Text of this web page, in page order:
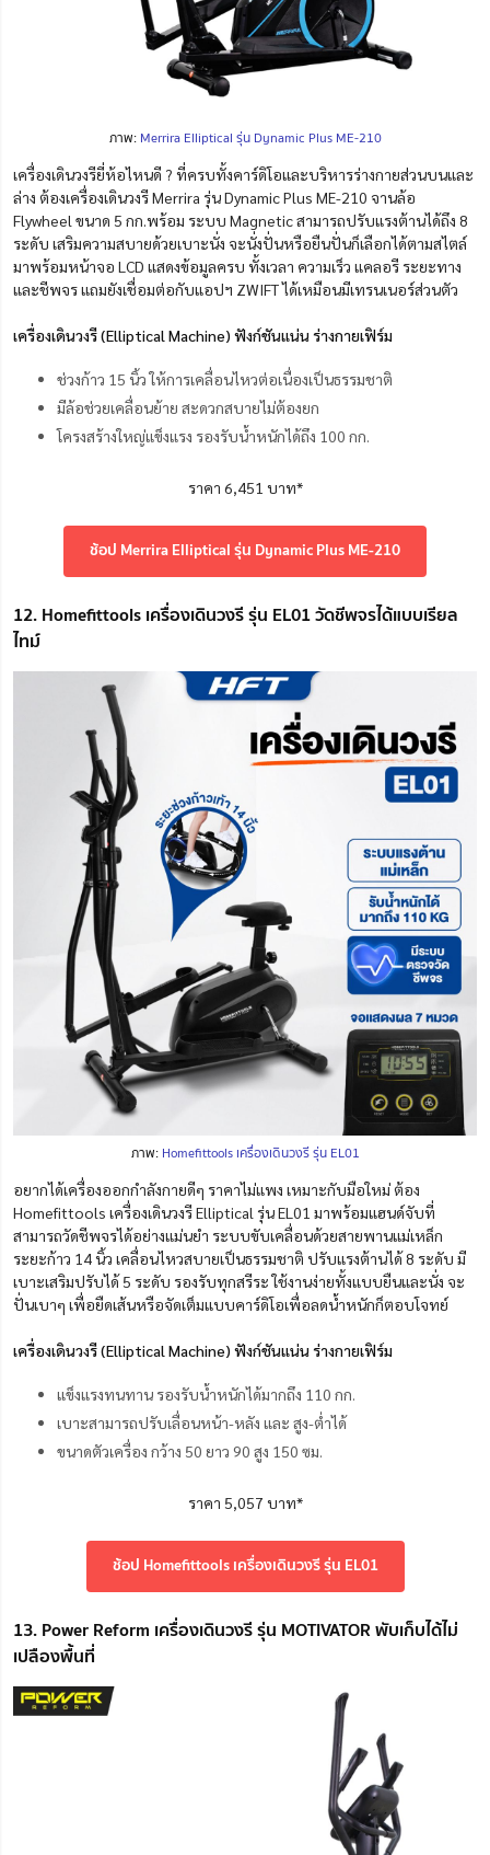
ภาพ: Merrira Elliptical รุ่น Dynamic Plus ME-210
เครื่องเดินวงรียี่ห้อไหนดี ? ที่ครบทั้งคาร์ดิโอและบริหารร่างกายส่วนบนและ
ล่าง ต้องเครื่องเดินวงรี Merrira รุ่น Dynamic Plus ME-210 จานล้อ
Flywheel ขนาด 5 กก.พร้อม ระบบ Magnetic สามารถปรับแรงต้านได้ถึง 8
ระดับ เสริมความสบายด้วยเบาะนั่ง จะนั่งปั่นหรือยืนปั่นก็เลือกได้ตามสไตล์
มาพร้อมหน้าจอ LCD แสดงข้อมูลครบ ทั้งเวลา ความเร็ว แคลอรี ระยะทาง
และชีพจร แถมยังเชื่อมต่อกับแอปฯ ZWIFT ได้เหมือนมีเทรนเนอร์ส่วนตัว
เครื่องเดินวงรี (Elliptical Machine) ฟังก์ชันแน่น ร่างกายเฟิร์ม
ช่วงก้าว 15 นิ้ว ให้การเคลื่อนไหวต่อเนื่องเป็นธรรมชาติ
มีล้อช่วยเคลื่อนย้าย สะดวกสบายไม่ต้องยก
โครงสร้างใหญ่แข็งแรง รองรับน้ำหนักได้ถึง 100 กก.
ราคา 6,451 บาท*
ช้อป Merrira Elliptical รุ่น Dynamic Plus ME-210
12. Homefittools เครื่องเดินวงรี รุ่น EL01 วัดชีพจรได้แบบเรียล
ไทม์
ภาพ:Homefittools เครื่องเดินวงรี รุ่น EL01
อยากได้เครื่องออกกำลังกายดีๆ ราคาไม่แพง เหมาะกับมือใหม่ ต้อง
Homefittools เครื่องเดินวงรี Elliptical รุ่น EL01 มาพร้อมแฮนด์จับที่
สามารถวัดชีพจรได้อย่างแม่นยำ ระบบขับเคลื่อนด้วยสายพานแม่เหล็ก
ระยะก้าว 14 นิ้ว เคลื่อนไหวสบายเป็นธรรมชาติ ปรับแรงต้านได้ 8 ระดับ มี
เบาะเสริมปรับได้ 5 ระดับ รองรับทุกสรีระ ใช้งานง่ายทั้งแบบยืนและนั่ง จะ
ปั่นเบาๆ เพื่อยืดเส้นหรือจัดเต็มแบบคาร์ดิโอเพื่อลดน้ำหนักก็ตอบโจทย์
เครื่องเดินวงรี (Elliptical Machine) ฟังก์ชันแน่น ร่างกายเฟิร์ม
แข็งแรงทนทาน รองรับน้ำหนักได้มากถึง 110 กก.
เบาะสามารถปรับเลื่อนหน้า-หลัง และ สูง-ต่ำได้
ขนาดตัวเครื่อง กว้าง 50 ยาว 90 สูง 150 ซม.
ราคา 5,057 บาท*
ช้อป Homefittools เครื่องเดินวงรี รุ่น EL01
13. Power Reform เครื่องเดินวงรี รุ่น MOTIVATOR พับเก็บได้ไม่
เปลืองพื้นที่